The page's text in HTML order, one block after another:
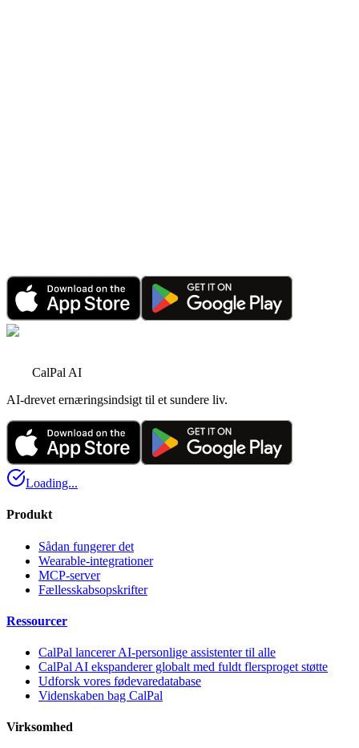
1. jan. 2026•6 minutters læsning
CalPal AI
AI-drevet ernæringsindsigt til et sundere liv.
Loading...
Produkt
Sådan fungerer det
Wearable-integrationer
MCP-server
Fællesskabsopskrifter
Ressourcer
CalPal lancerer AI-personlige assistenter til alle
CalPal AI ekspanderer globalt med fuldt flersproget støtte
Udforsk vores fødevaredatabase
Videnskaben bag CalPal
Virksomhed